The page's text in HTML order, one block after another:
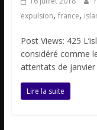
expulsion, france,
Post Views: 425
considéré comme
attentats de janvier
Lire la suite